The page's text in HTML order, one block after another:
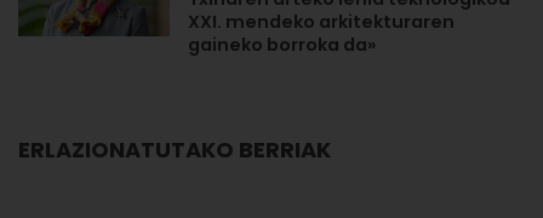
XXI. mendeko arkitekturaren
gaineko borroka da»
ERLAZIONATUTAKO BERRIAK